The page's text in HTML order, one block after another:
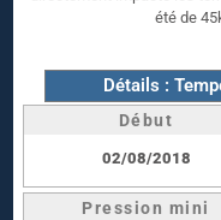
été de
Détails :
Début
02/08/2018
Pression mini